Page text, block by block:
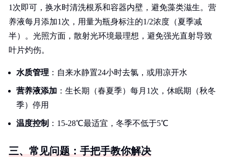
1次即可，换水时清洗根系和容器内壁，避免藻类滋生。营
养液每月添加1次，用量为瓶身标注的1/2浓度（夏季减
半）。光照方面，散射光环境最理想，避免强光直射导致
叶片灼伤。
水质管理 ：自来水静置24小时去氯，或用凉开水
营养液添加 ：生长期（春夏季）每月1次，休眠期（秋冬
季）停用
温度控制 ：15-28℃最适宜，冬季不低于5℃
三、常见问题：手把手教你解决